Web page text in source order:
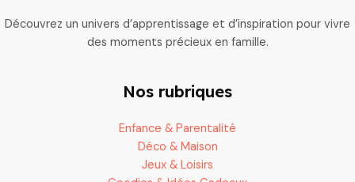
Découvrez un univers d’apprentissage et d’inspiration pour vivre
des moments précieux en famille.
Nos rubriques
Enfance & Parentalité
Déco & Maison
Jeux & Loisirs